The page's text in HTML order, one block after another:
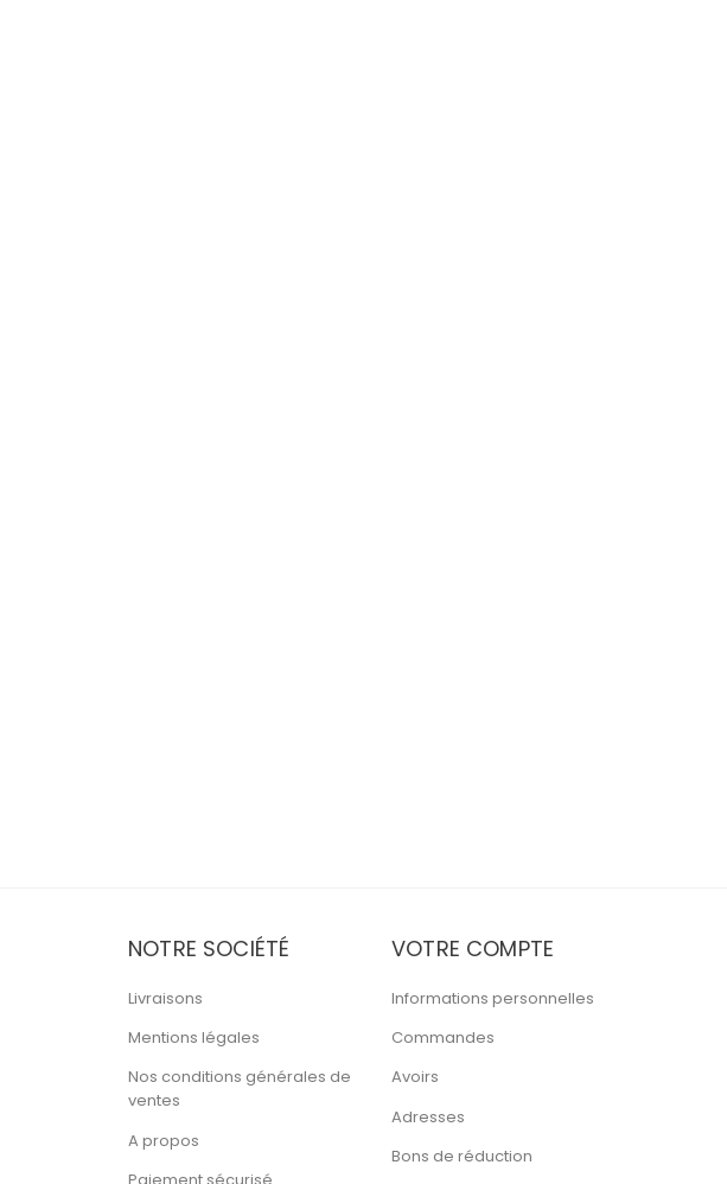
NOTRE SOCIÉTÉ
Livraisons
Mentions légales
Nos conditions générales de
ventes
A propos
VOTRE COMPTE
Informations personnelles
Commandes
Avoirs
Adresses
Bons de réduction